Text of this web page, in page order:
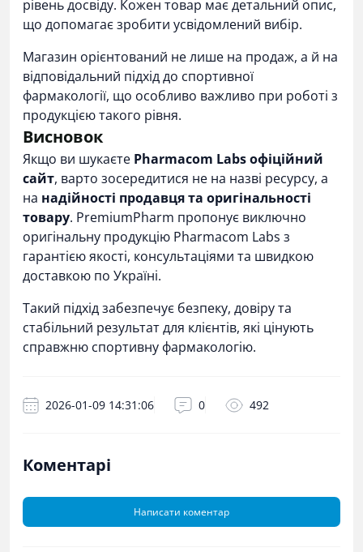
рівень досвіду. Кожен товар має детальний опис,
що допомагає зробити усвідомлений вибір.
Магазин орієнтований не лише на продаж, а й на
відповідальний підхід до спортивної
фармакології, що особливо важливо при роботі з
продукцією такого рівня.
Висновок
Якщо ви шукаєте Pharmacom Labs офіційний
сайт, варто зосередитися не на назві ресурсу, а
на надійності продавця та оригінальності
товару. PremiumPharm пропонує виключно
оригінальну продукцію Pharmacom Labs з
гарантією якості, консультаціями та швидкою
доставкою по Україні.
Такий підхід забезпечує безпеку, довіру та
стабільний результат для клієнтів, які цінують
справжню спортивну фармакологію.
2026-01-09 14:31:06 0 492
Коментарі
Написати коментар